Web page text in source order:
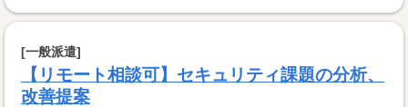
[一般派遣]
【リモート相談可】セキュリティ課題の分析、
改善提案